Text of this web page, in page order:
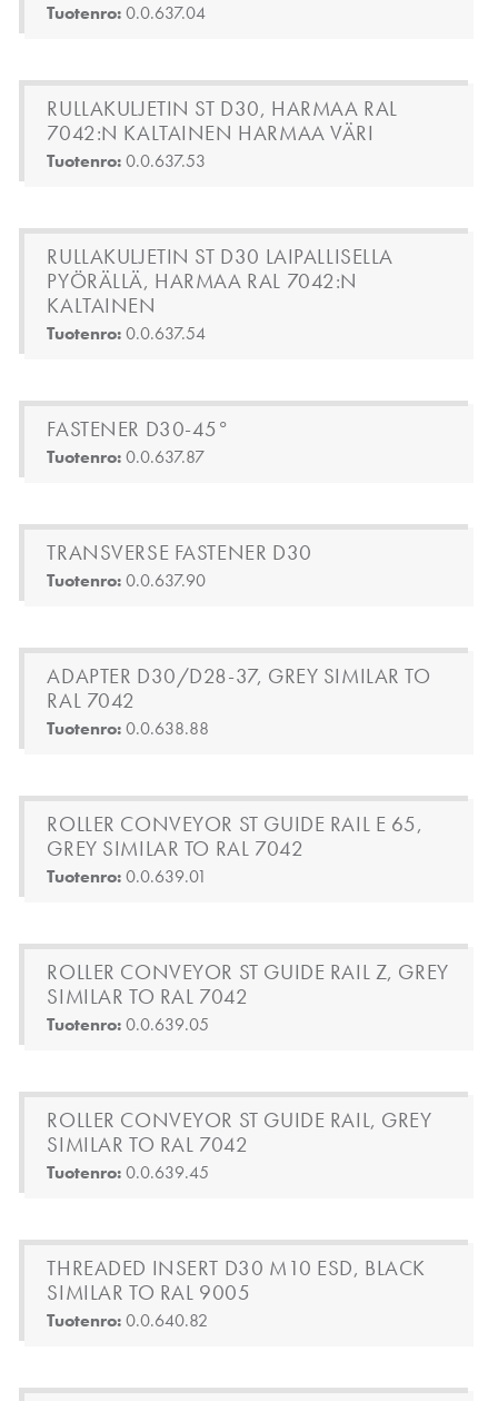
Tuotenro:0.0.637.04
RULLAKULJETIN ST D30, HARMAA RAL
7042:N KALTAINEN HARMAA VÄRI
Tuotenro:0.0.637.53
RULLAKULJETIN ST D30 LAIPALLISELLA
PYÖRÄLLÄ, HARMAA RAL 7042:N
KALTAINEN
Tuotenro:0.0.637.54
FASTENER D30-45°
Tuotenro:0.0.637.87
TRANSVERSE FASTENER D30
Tuotenro:0.0.637.90
ADAPTER D30/D28-37, GREY SIMILAR TO
RAL 7042
Tuotenro:0.0.638.88
ROLLER CONVEYOR ST GUIDE RAIL E 65,
GREY SIMILAR TO RAL 7042
Tuotenro:0.0.639.01
ROLLER CONVEYOR ST GUIDE RAIL Z, GREY
SIMILAR TO RAL 7042
Tuotenro:0.0.639.05
ROLLER CONVEYOR ST GUIDE RAIL, GREY
SIMILAR TO RAL 7042
Tuotenro:0.0.639.45
THREADED INSERT D30 M10 ESD, BLACK
SIMILAR TO RAL 9005
Tuotenro:0.0.640.82